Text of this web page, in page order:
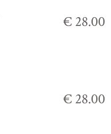
€ 28.00
€ 28.00